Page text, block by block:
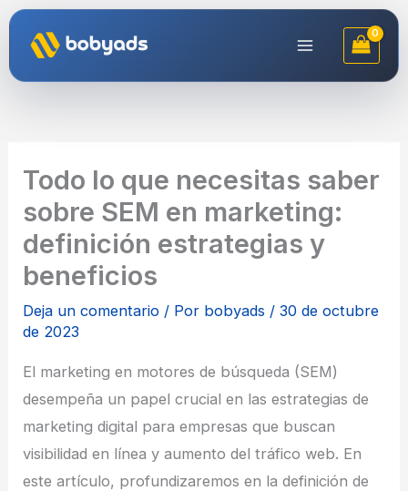
contenido
Todo lo que necesitas saber
sobre SEM en marketing:
definición estrategias y
beneficios
Deja un comentario / Por bobyads /30 de octubre
de 2023
El marketing en motores de búsqueda (SEM)
desempeña un papel crucial en las estrategias de
marketing digital para empresas que buscan
visibilidad en línea y aumento del tráfico web. En
este artículo, profundizaremos en la definición de